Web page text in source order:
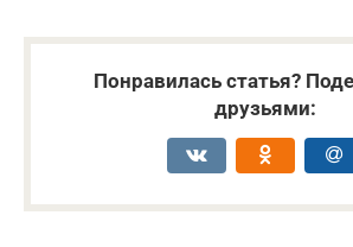
Понравилась статья?
друзьями: